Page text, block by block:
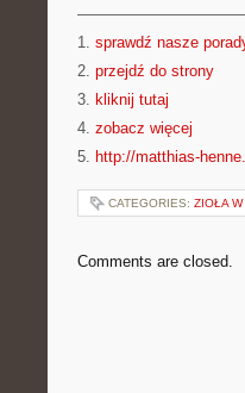
1. sprawdź nasze
2. przejdź do strony
3. kliknij tutaj
4. zobacz więcej
5. http://matthias-
CATEGORIES: ZIOŁA
Comments are closed.